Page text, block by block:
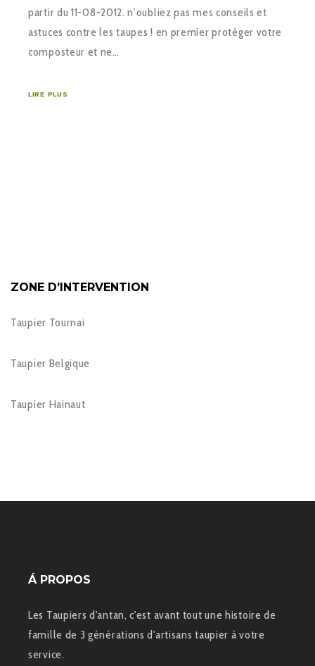
partir du 11-08-2012. n’oubliez pas mes conseils et
astuces contre les taupes ! en premier protéger votre
composteur et ne…
LIRE PLUS
ZONE D’INTERVENTION
Taupier Tournai
Taupier Belgique
Taupier Hainaut
Á PROPOS
Les Taupiers d'antan, c'est avant tout une histoire de
famille de 3 générations d'artisans taupier à votre
service.